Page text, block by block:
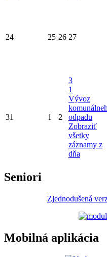
24 25 26 27
31 1 2
3
1
Vývoz
odpadu
Zobraziť
všetky
záznamy z
dňa
Seniori
Zjednodušená
Mobilná aplikácia